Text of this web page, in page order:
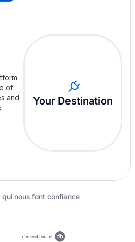
Your Destination
qui nous font confiance